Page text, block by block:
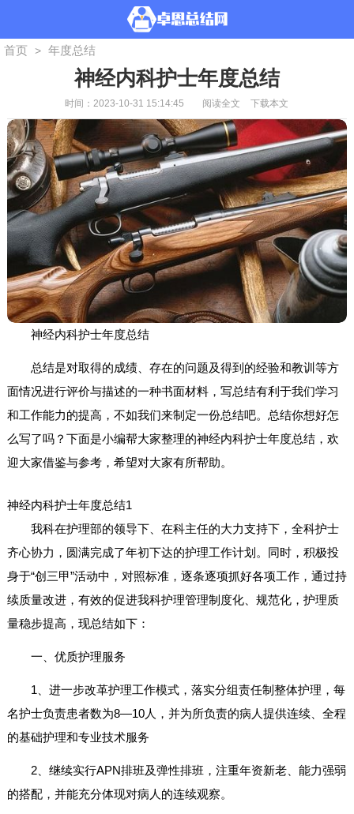
首页 > 年度总结
神经内科护士年度总结
时间：2023-10-31 15:14:45 阅读全文 下载本文
神经内科护士年度总结
总结是对取得的成绩、存在的问题及得到的经验和教训等方
面情况进行评价与描述的一种书面材料，写总结有利于我们学习
和工作能力的提高，不如我们来制定一份总结吧。总结你想好怎
么写了吗？下面是小编帮大家整理的神经内科护士年度总结，欢
迎大家借鉴与参考，希望对大家有所帮助。
神经内科护士年度总结1
我科在护理部的领导下、在科主任的大力支持下，全科护士
齐心协力，圆满完成了年初下达的护理工作计划。同时，积极投
身于“创三甲”活动中，对照标准，逐条逐项抓好各项工作，通过持
续质量改进，有效的促进我科护理管理制度化、规范化，护理质
量稳步提高，现总结如下：
一、优质护理服务
1、进一步改革护理工作模式，落实分组责任制整体护理，每
名护士负责患者数为8—10人，并为所负责的病人提供连续、全程
的基础护理和专业技术服务
2、继续实行APN排班及弹性排班，注重年资新老、能力强弱
的搭配，并能充分体现对病人的连续观察。